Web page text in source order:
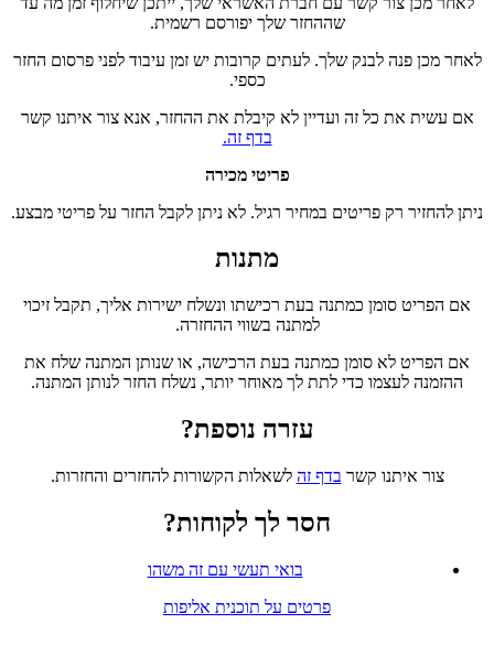
שההחזר שלך יפורסם רשמית.
לאחר מכן פנה לבנק שלך. לעתים קרובות יש זמן עיבוד לפני פרסום החזר
כספי.
אם עשית את כל זה ועדיין לא קיבלת את ההחזר, אנא צור איתנו קשר
בדף זה.
פריטי מכירה
ניתן להחזיר רק פריטים במחיר רגיל. לא ניתן לקבל החזר על פריטי מבצע.
מתנות
אם הפריט סומן כמתנה בעת רכישתו ונשלח ישירות אליך, תקבל זיכוי
למתנה בשווי ההחזרה.
אם הפריט לא סומן כמתנה בעת הרכישה, או שנותן המתנה שלח את
ההזמנה לעצמו כדי לתת לך מאוחר יותר, נשלח החזר לנותן המתנה.
עזרה נוספת?
צור איתנו קשר בדף זה לשאלות הקשורות להחזרים והחזרות.
חסר לך לקוחות?
בואי תעשי עם זה משהו
פרטים על תוכנית אליפות